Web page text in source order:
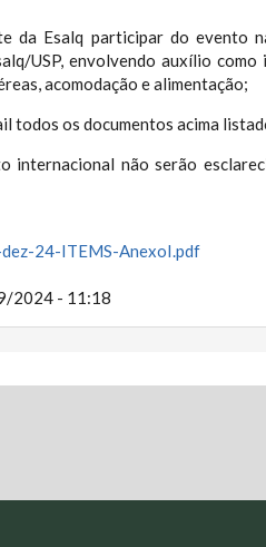
da Esalq participar do evento
USP, envolvendo auxílio como
acomodação e alimentação;
todos os documentos acima
internacional não serão
24-ITEMS-AnexoI.pdf
2024 - 11:18